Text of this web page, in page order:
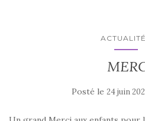
Posté le 24 juin